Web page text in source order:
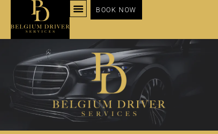
BOOK NOW